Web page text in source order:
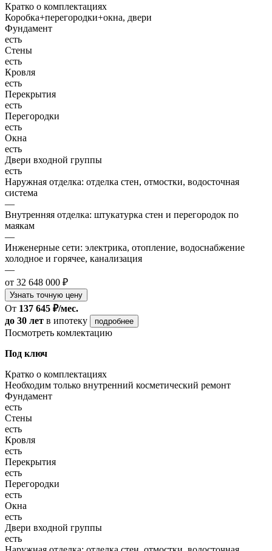
Кратко о комплектациях
Коробка+перегородки+окна, двери
Фундамент
есть
Стены
есть
Кровля
есть
Перекрытия
есть
Перегородки
есть
Окна
есть
Двери входной группы
есть
Наружная отделка: отделка стен, отмостки, водосточная
система
—
Внутренняя отделка: штукатурка стен и перегородок по
маякам
—
Инженерные сети: электрика, отопление, водоснабжение
холодное и горячее, канализация
—
от 32 648 000 ₽
Узнать точную цену
От 137 645 ₽/мес.
до 30 лет в ипотеку подробнее
Посмотреть комлектацию
Под ключ
Кратко о комплектациях
Необходим только внутренний косметический ремонт
Фундамент
есть
Стены
есть
Кровля
есть
Перекрытия
есть
Перегородки
есть
Окна
есть
Двери входной группы
есть